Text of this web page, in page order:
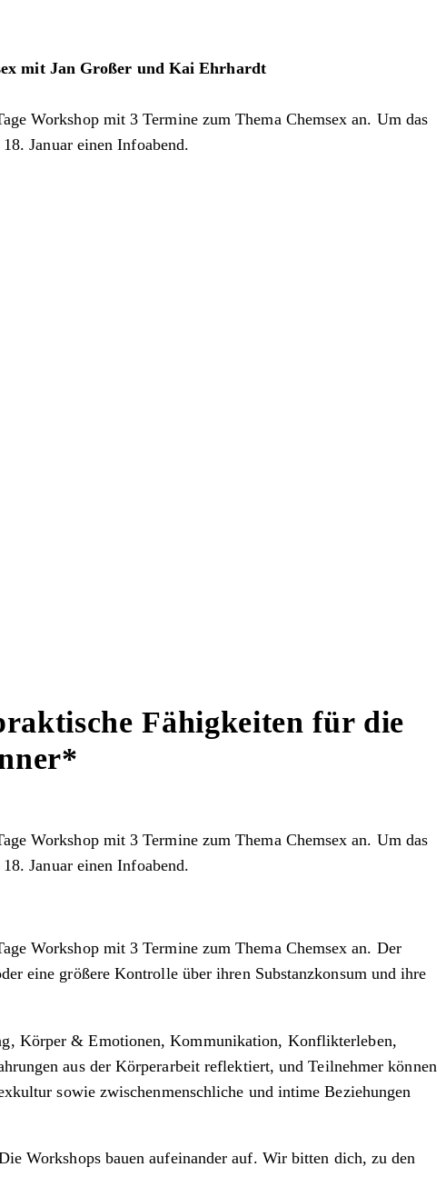
mit Jan Großer und Kai Ehrhardt
Workshop mit 3 Termine zum Thema Chemsex an. Um das
Januar einen Infoabend.
Fähigkeiten für die
Workshop mit 3 Termine zum Thema Chemsex an. Um das
Januar einen Infoabend.
Workshop mit 3 Termine zum Thema Chemsex an. Der
eine größere Kontrolle über ihren Substanzkonsum und ihre
Körper & Emotionen, Kommunikation, Konflikterleben,
aus der Körperarbeit reflektiert, und Teilnehmer können
sowie zwischenmenschliche und intime Beziehungen
Workshops bauen aufeinander auf. Wir bitten dich, zu den